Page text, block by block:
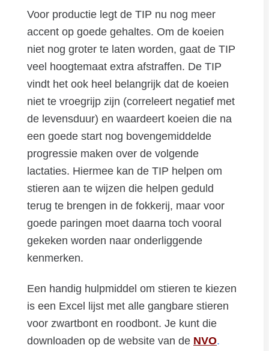
Voor productie legt de TIP nu nog meer
accent op goede gehaltes. Om de koeien
niet nog groter te laten worden, gaat de TIP
veel hoogtemaat extra afstraffen. De TIP
vindt het ook heel belangrijk dat de koeien
niet te vroegrijp zijn (correleert negatief met
de levensduur) en waardeert koeien die na
een goede start nog bovengemiddelde
progressie maken over de volgende
lactaties. Hiermee kan de TIP helpen om
stieren aan te wijzen die helpen geduld
terug te brengen in de fokkerij, maar voor
goede paringen moet daarna toch vooral
gekeken worden naar onderliggende
kenmerken.
Een handig hulpmiddel om stieren te kiezen
is een Excel lijst met alle gangbare stieren
voor zwartbont en roodbont. Je kunt die
downloaden op de website van de NVO.